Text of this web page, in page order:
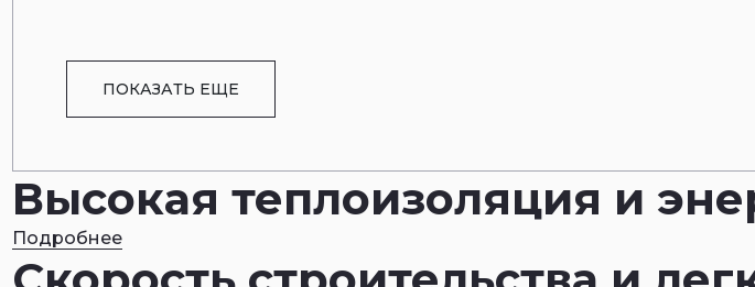
ПОКАЗАТЬ ЕЩЕ
Высокая теплоизоляция и
Подробнее